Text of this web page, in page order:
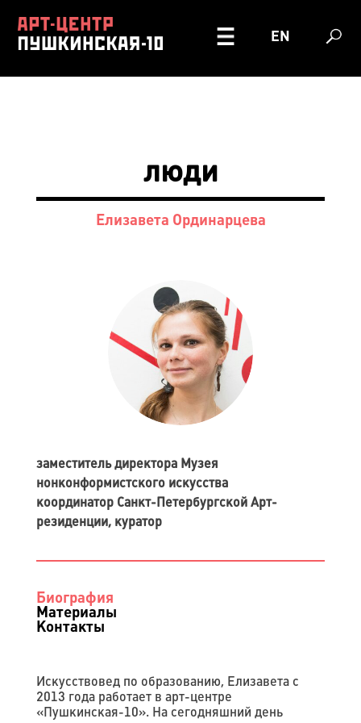
EN
люди
Елизавета Ординарцева
заместитель директора Музея
нонконформистского искусства
координатор Санкт-Петербургской Арт-
резиденции, куратор
Биография
Материалы
Контакты
Искусствовед по образованию, Елизавета с
2013 года работает в арт-центре
«Пушкинская-10». На сегодняшний день